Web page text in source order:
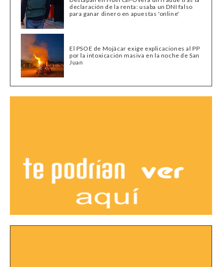
declaración de la renta: usaba un DNI falso
para ganar dinero en apuestas 'online'
El PSOE de Mojácar exige explicaciones al PP
por la intoxicación masiva en la noche de San
Juan